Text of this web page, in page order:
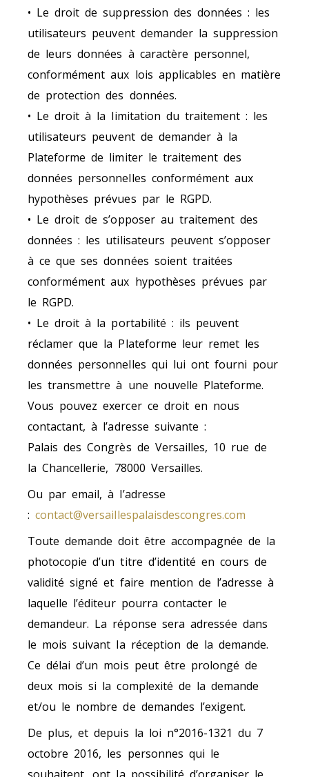
• Le droit de suppression des données : les
utilisateurs peuvent demander la suppression
de leurs données à caractère personnel,
conformément aux lois applicables en matière
de protection des données.
• Le droit à la limitation du traitement : les
utilisateurs peuvent de demander à la
Plateforme de limiter le traitement des
données personnelles conformément aux
hypothèses prévues par le RGPD.
• Le droit de s’opposer au traitement des
données : les utilisateurs peuvent s’opposer
à ce que ses données soient traitées
conformément aux hypothèses prévues par
le RGPD.
• Le droit à la portabilité : ils peuvent
réclamer que la Plateforme leur remet les
données personnelles qui lui ont fourni pour
les transmettre à une nouvelle Plateforme.
Vous pouvez exercer ce droit en nous
contactant, à l’adresse suivante :
Palais des Congrès de Versailles, 10 rue de
la Chancellerie, 78000 Versailles.
Ou par email, à l’adresse
:contact@versaillespalaisdescongres.com
Toute demande doit être accompagnée de la
photocopie d’un titre d’identité en cours de
validité signé et faire mention de l’adresse à
laquelle l’éditeur pourra contacter le
demandeur. La réponse sera adressée dans
le mois suivant la réception de la demande.
Ce délai d’un mois peut être prolongé de
deux mois si la complexité de la demande
et/ou le nombre de demandes l’exigent.
De plus, et depuis la loi n°2016-1321 du 7
octobre 2016, les personnes qui le